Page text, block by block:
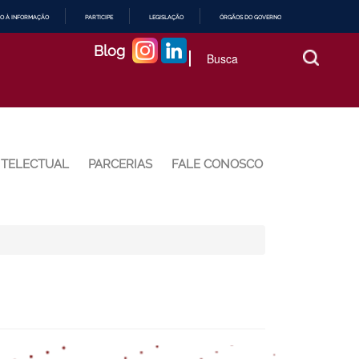
À INFORMAÇÃO PARTICIPE LEGISLAÇÃO ÓRGÃOS DO GOVERNO
Blog
PARCERIAS FALE CONOSCO